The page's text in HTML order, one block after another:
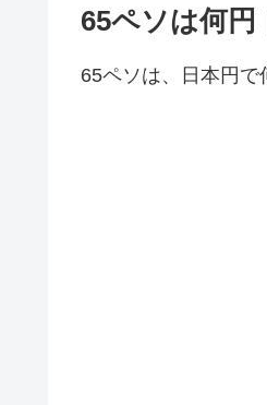
65ペソは何円
65ペソは、日本円で